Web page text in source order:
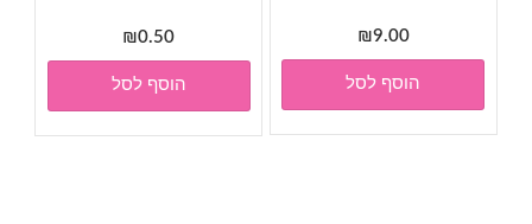
₪9.00
הוסף לסל
₪0.50
הוסף לסל